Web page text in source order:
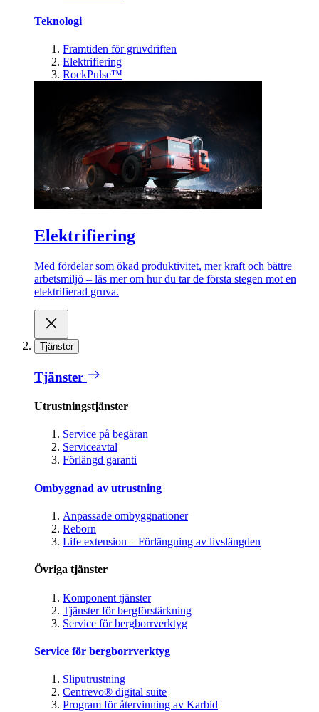
Teknologi
Framtiden för gruvdriften
Elektrifiering
RockPulse™
Elektrifiering
Med fördelar som ökad produktivitet, mer kraft och bättre
arbetsmiljö – läs mer om hur du tar de första stegen mot en
elektrifierad gruva.
Tjänster
Tjänster
Utrustningstjänster
Service på begäran
Serviceavtal
Förlängd garanti
Ombyggnad av utrustning
Anpassade ombyggnationer
Reborn
Life extension – Förlängning av livslängden
Övriga tjänster
Komponent tjänster
Tjänster för bergförstärkning
Service för bergborrverktyg
Service för bergborrverktyg
Sliputrustning
Centrevo® digital suite
Program för återvinning av Karbid